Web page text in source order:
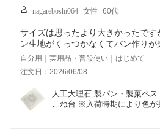
nagareboshi064 女性 60代
サイズは思ったより大きかったで
ン生地がくっつかなくてパン作りが
自分用｜実用品・普段使い｜はじめて
注文日：2026/06/08
人工大理石 製パン・製菓ペ
こね台 ※入荷時期により色が